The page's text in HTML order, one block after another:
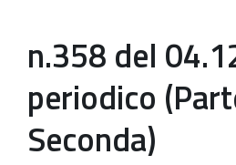
n.358 del
periodico
Seconda)